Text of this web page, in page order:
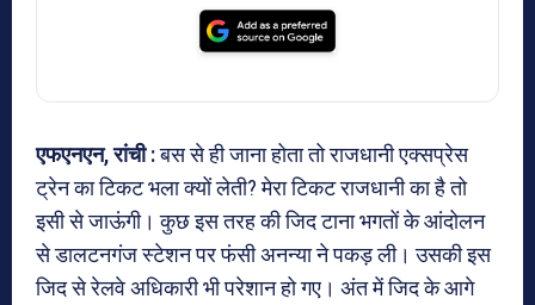
एफएनएन, रांची :बस से ही जाना होता तो राजधानी एक्सप्रेस
ट्रेन का टिकट भला क्यों लेती? मेरा टिकट राजधानी का है तो
इसी से जाऊंगी। कुछ इस तरह की जिद टाना भगतों के आंदोलन
से डालटनगंज स्टेशन पर फंसी अनन्या ने पकड़ ली। उसकी इस
जिद से रेलवे अधिकारी भी परेशान हो गए। अंत में जिद के आगे